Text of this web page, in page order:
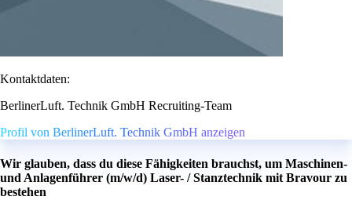
Kontaktdaten:
BerlinerLuft. Technik GmbH Recruiting-Team
Profil von BerlinerLuft. Technik GmbH anzeigen
Wir glauben, dass du diese Fähigkeiten brauchst, um Maschinen-
und Anlagenführer (m/w/d) Laser- / Stanztechnik mit Bravour zu
bestehen